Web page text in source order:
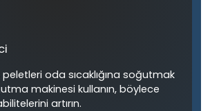
oda sıcaklığına soğutmak
makinesi kullanın, böylece
artırın.